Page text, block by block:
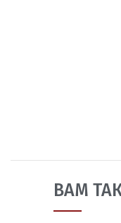
ВАМ